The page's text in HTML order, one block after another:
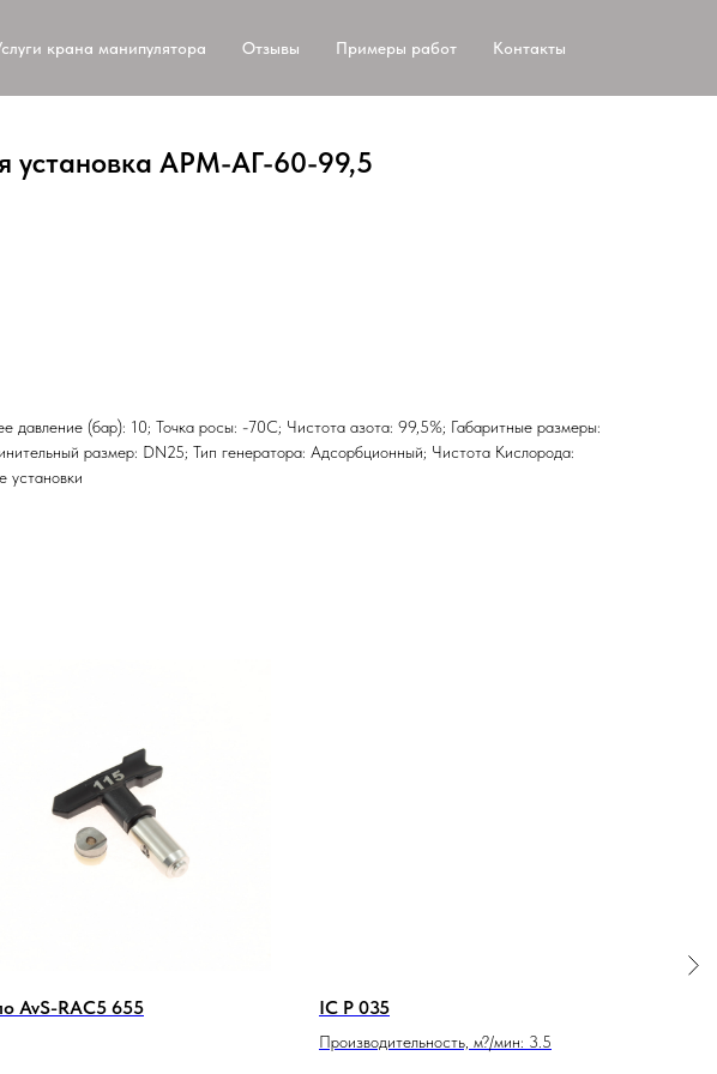
крана манипулятора Отзывы Примеры работ Контакты
установка АРМ-АГ-60-99,5
давление (бар): 10; Точка росы: -70С; Чистота азота: 99,5%; Габаритные размеры:
размер: DN25; Тип генератора: Адсорбционный; Чистота Кислорода:
установки
AvS-RAC5 655 IC P 035
Производительность, м?/мин: 3.5